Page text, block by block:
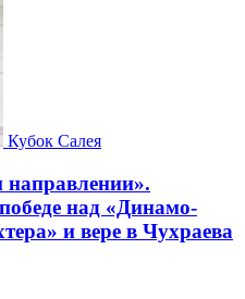
Кубок Салея
над «Динамо-
и вере в Чухраева